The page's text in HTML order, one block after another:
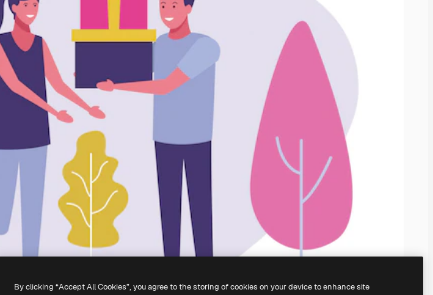
By clicking “Accept All Cookies”, you agree to the storing of cookies on your device to enhance site